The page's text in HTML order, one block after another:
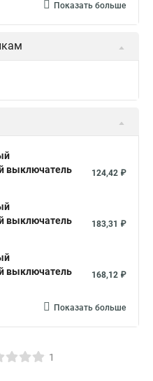
Показать больше
выключатель
124,42 ₽
выключатель
183,31 ₽
выключатель
168,12 ₽
Показать больше
1